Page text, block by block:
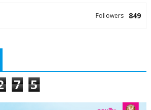
849
Followers
7 5